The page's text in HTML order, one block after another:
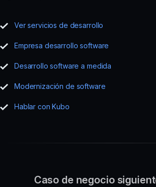
Ver servicios de desarrollo
Empresa desarrollo software
Desarrollo software a medida
Modernización de software
Hablar con Kubo
Caso de negocio